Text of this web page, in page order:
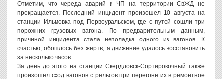
Отметим, что череда аварий и ЧП на территории СвЖД не
прекращается. Последний инцидент произошел 10 августа на
станции Ильмовка под Первоуральском, где с путей сошли три
порожних грузовых вагона. По предварительным данным,
причиной инцидента стала неполадка одного из вагонов. К
счастью, обошлось без жертв, а движение удалось восстановить
за несколько часов.
За день до этого на станции Свердловск-Сортировочный также
произошел сход вагонов с рельсов при перегоне их в ремонтное